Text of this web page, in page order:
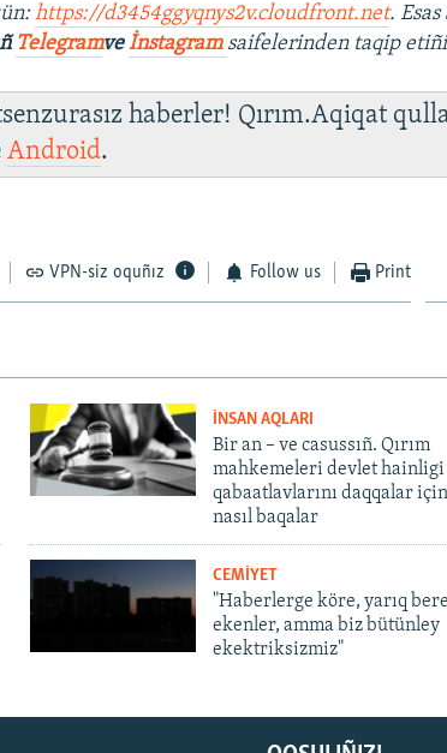
https://d3454ggyqnys2v.cloudfront.net.
Telegramveİnstagram saifelerinden taqip
haberler! Qırım.Aqiqat
Android.
VPN-siz oquñız Follow us Print
İNSAN AQLARI
Bir an – ve casussıñ. Qırım
mahkemeleri devlet hainligi
qabaatlavlarını daqqalar
nasıl baqalar
CEMİYET
"Haberlerge köre, yarıq bere
ekenler, amma biz bütünley
ekektriksizmiz"